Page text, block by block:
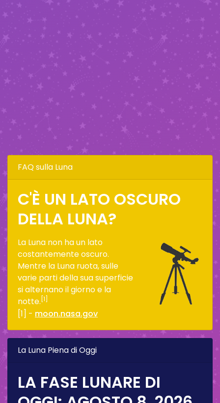
FAQ sulla Luna
C'È UN LATO OSCURO
DELLA LUNA?
La Luna non ha un lato
costantemente oscuro.
Mentre la Luna ruota, sulle
varie parti della sua superficie
si alternano il giorno e la
notte. [1]
[1] - moon.nasa.gov
La Luna Piena di Oggi
LA FASE LUNARE DI